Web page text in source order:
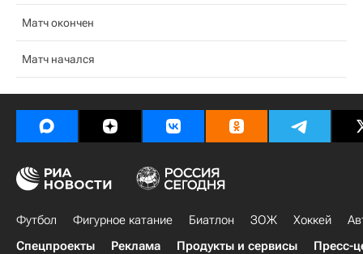
Матч окончен
Матч начался
Футбол Фигурное катание Биатлон ЗОЖ Хоккей
Спецпроекты
Реклама Продукты и сервисы Пресс-